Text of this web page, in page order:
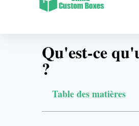
Qu'est-ce
?
Table des matières